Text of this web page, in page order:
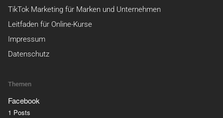
TikTok Marketing für Marken und Unternehmen
Leitfaden für Online-Kurse
Impressum
Datenschutz
Themen
Facebook
1 Posts